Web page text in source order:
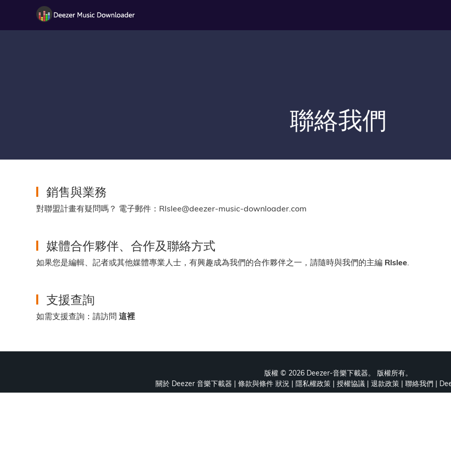
聯絡我們
銷售與業務
對聯盟計畫有疑問嗎？ 電子郵件：Rlslee@deezer-music-downloader.com
媒體合作夥伴、合作及聯絡方式
如果您是編輯、記者或其他媒體專業人士，有興趣成為我們的合作夥伴之一，請隨時與我們的主編 Rlslee.
支援查詢
如需支援查詢：請訪問 這裡
版權 © 2026 Deezer-音樂下載器。 版權所有。
關於 Deezer 音樂下載器 | 條款與條件 狀況 | 隱私權政策 | 授權協議 | 退款政策 | 聯絡我們 |